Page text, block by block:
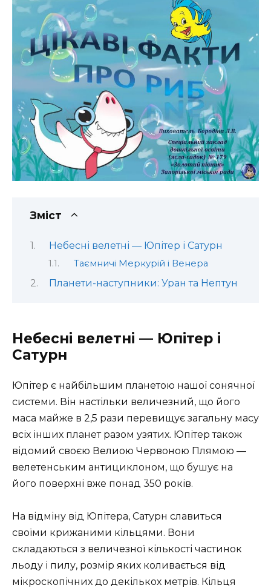
Зміст
Небесні велетні — Юпітер і Сатурн
Таємничі Меркурій і Венера
Планети-наступники: Уран та Нептун
Небесні велетні — Юпітер і
Сатурн
Юпітер є найбільшим планетою нашої сонячної
системи. Він настільки величезний, що його
маса майже в 2,5 рази перевищує загальну масу
всіх інших планет разом узятих. Юпітер також
відомий своєю Велиою Червоною Плямою —
велетенським антициклоном, що бушує на
його поверхні вже понад 350 років.
На відміну від Юпітера, Сатурн славиться
своїми крижаними кільцями. Вони
складаються з величезної кількості частинок
льоду і пилу, розмір яких коливається від
мікроскопічних до декількох метрів. Кільця